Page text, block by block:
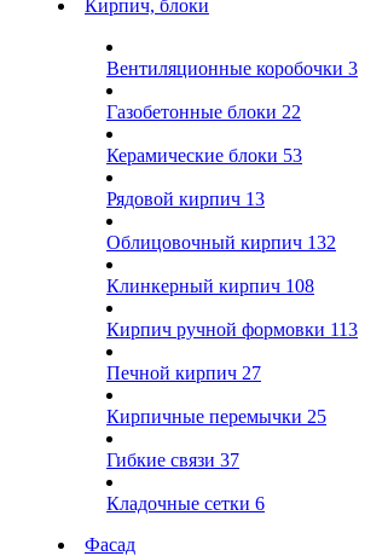
Кирпич, блоки
Вентиляционные коробочки 3
Газобетонные блоки 22
Керамические блоки 53
Рядовой кирпич 13
Облицовочный кирпич 132
Клинкерный кирпич 108
Кирпич ручной формовки 113
Печной кирпич 27
Кирпичные перемычки 25
Гибкие связи 37
Кладочные сетки 6
Фасад